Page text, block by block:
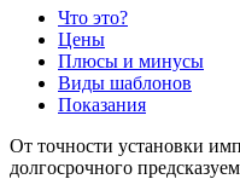
Что это?
Цены
Плюсы и минусы
Виды шаблонов
Показания
От точности установки
долгосрочного